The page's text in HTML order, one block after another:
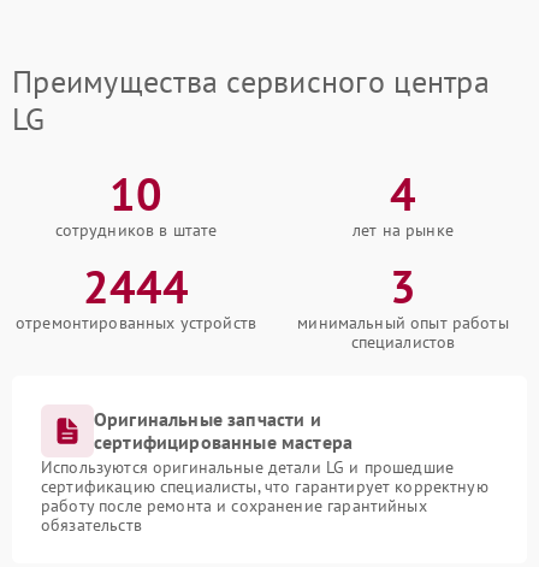
Преимущества сервисного центра
LG
10
сотрудников в штате
4
лет на рынке
2444
отремонтированных устройств
3
минимальный опыт работы
специалистов
Оригинальные запчасти и
сертифицированные мастера
Используются оригинальные детали LG и прошедшие
сертификацию специалисты, что гарантирует корректную
работу после ремонта и сохранение гарантийных
обязательств